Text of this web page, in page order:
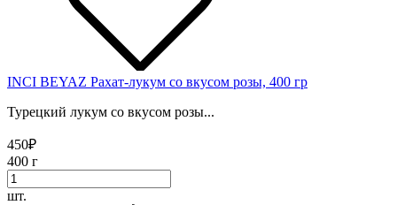
INCI BEYAZ Рахат-лукум со вкусом розы, 400 гр
Турецкий лукум со вкусом розы...
450₽
400 г
шт.